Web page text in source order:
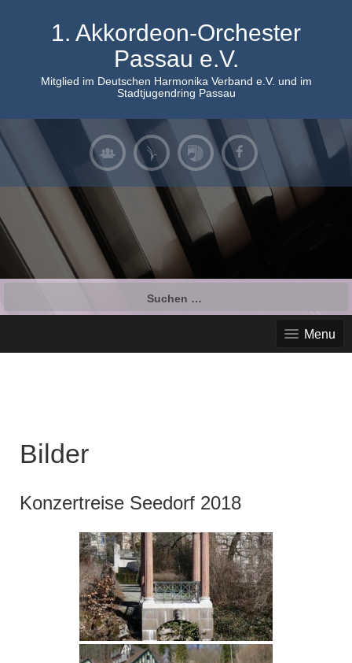
1. Akkordeon-Orchester
Passau e.V.
Mitglied im Deutschen Harmonika Verband e.V. und im
Stadtjugendring Passau
Menu
Bilder
Konzertreise Seedorf 2018